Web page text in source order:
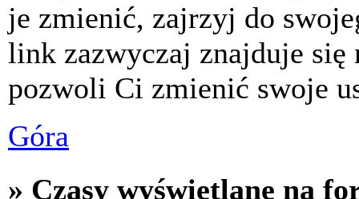
je zmienić, zajrzyj do
link zazwyczaj znajduje się
pozwoli Ci zmienić swoje
Góra
» Czasy wyświetlane na